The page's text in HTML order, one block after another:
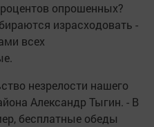
опрошенных?
израсходовать -
всех
незрелости нашего
Александр Тыгин. - В
бесплатные обеды